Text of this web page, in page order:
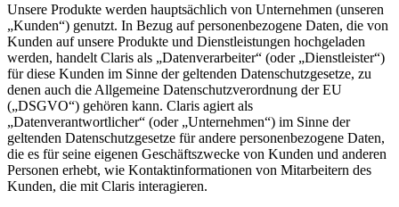
Unsere Produkte werden hauptsächlich von Unternehmen (unseren
„Kunden“) genutzt. In Bezug auf personenbezogene Daten, die von
Kunden auf unsere Produkte und Dienstleistungen hochgeladen
werden, handelt Claris als „Datenverarbeiter“ (oder „Dienstleister“)
für diese Kunden im Sinne der geltenden Datenschutzgesetze, zu
denen auch die Allgemeine Datenschutzverordnung der EU
(„DSGVO“) gehören kann. Claris agiert als
„Datenverantwortlicher“ (oder „Unternehmen“) im Sinne der
geltenden Datenschutzgesetze für andere personenbezogene Daten,
die es für seine eigenen Geschäftszwecke von Kunden und anderen
Personen erhebt, wie Kontaktinformationen von Mitarbeitern des
Kunden, die mit Claris interagieren.